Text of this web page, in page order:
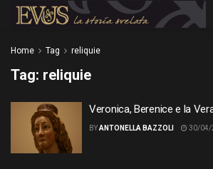
Home Tag reliquie
Tag: reliquie
Veronica, Berenice e la
BYANTONELLA BAZZOLI 30/04/